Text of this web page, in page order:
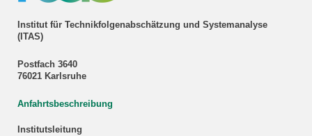
Institut für Technikfolgenabschätzung und Systemanalyse
(ITAS)
Postfach 3640
76021 Karlsruhe
Anfahrtsbeschreibung
Institutsleitung